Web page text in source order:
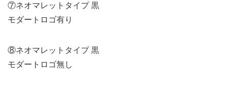
⑦ネオマレットタイプ 黒
モダートロゴ有り
⑧ネオマレットタイプ 黒
モダートロゴ無し